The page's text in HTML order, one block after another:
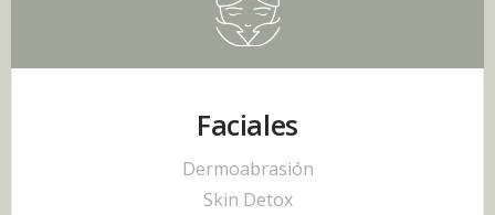
Faciales
Dermoabrasión
Skin Detox